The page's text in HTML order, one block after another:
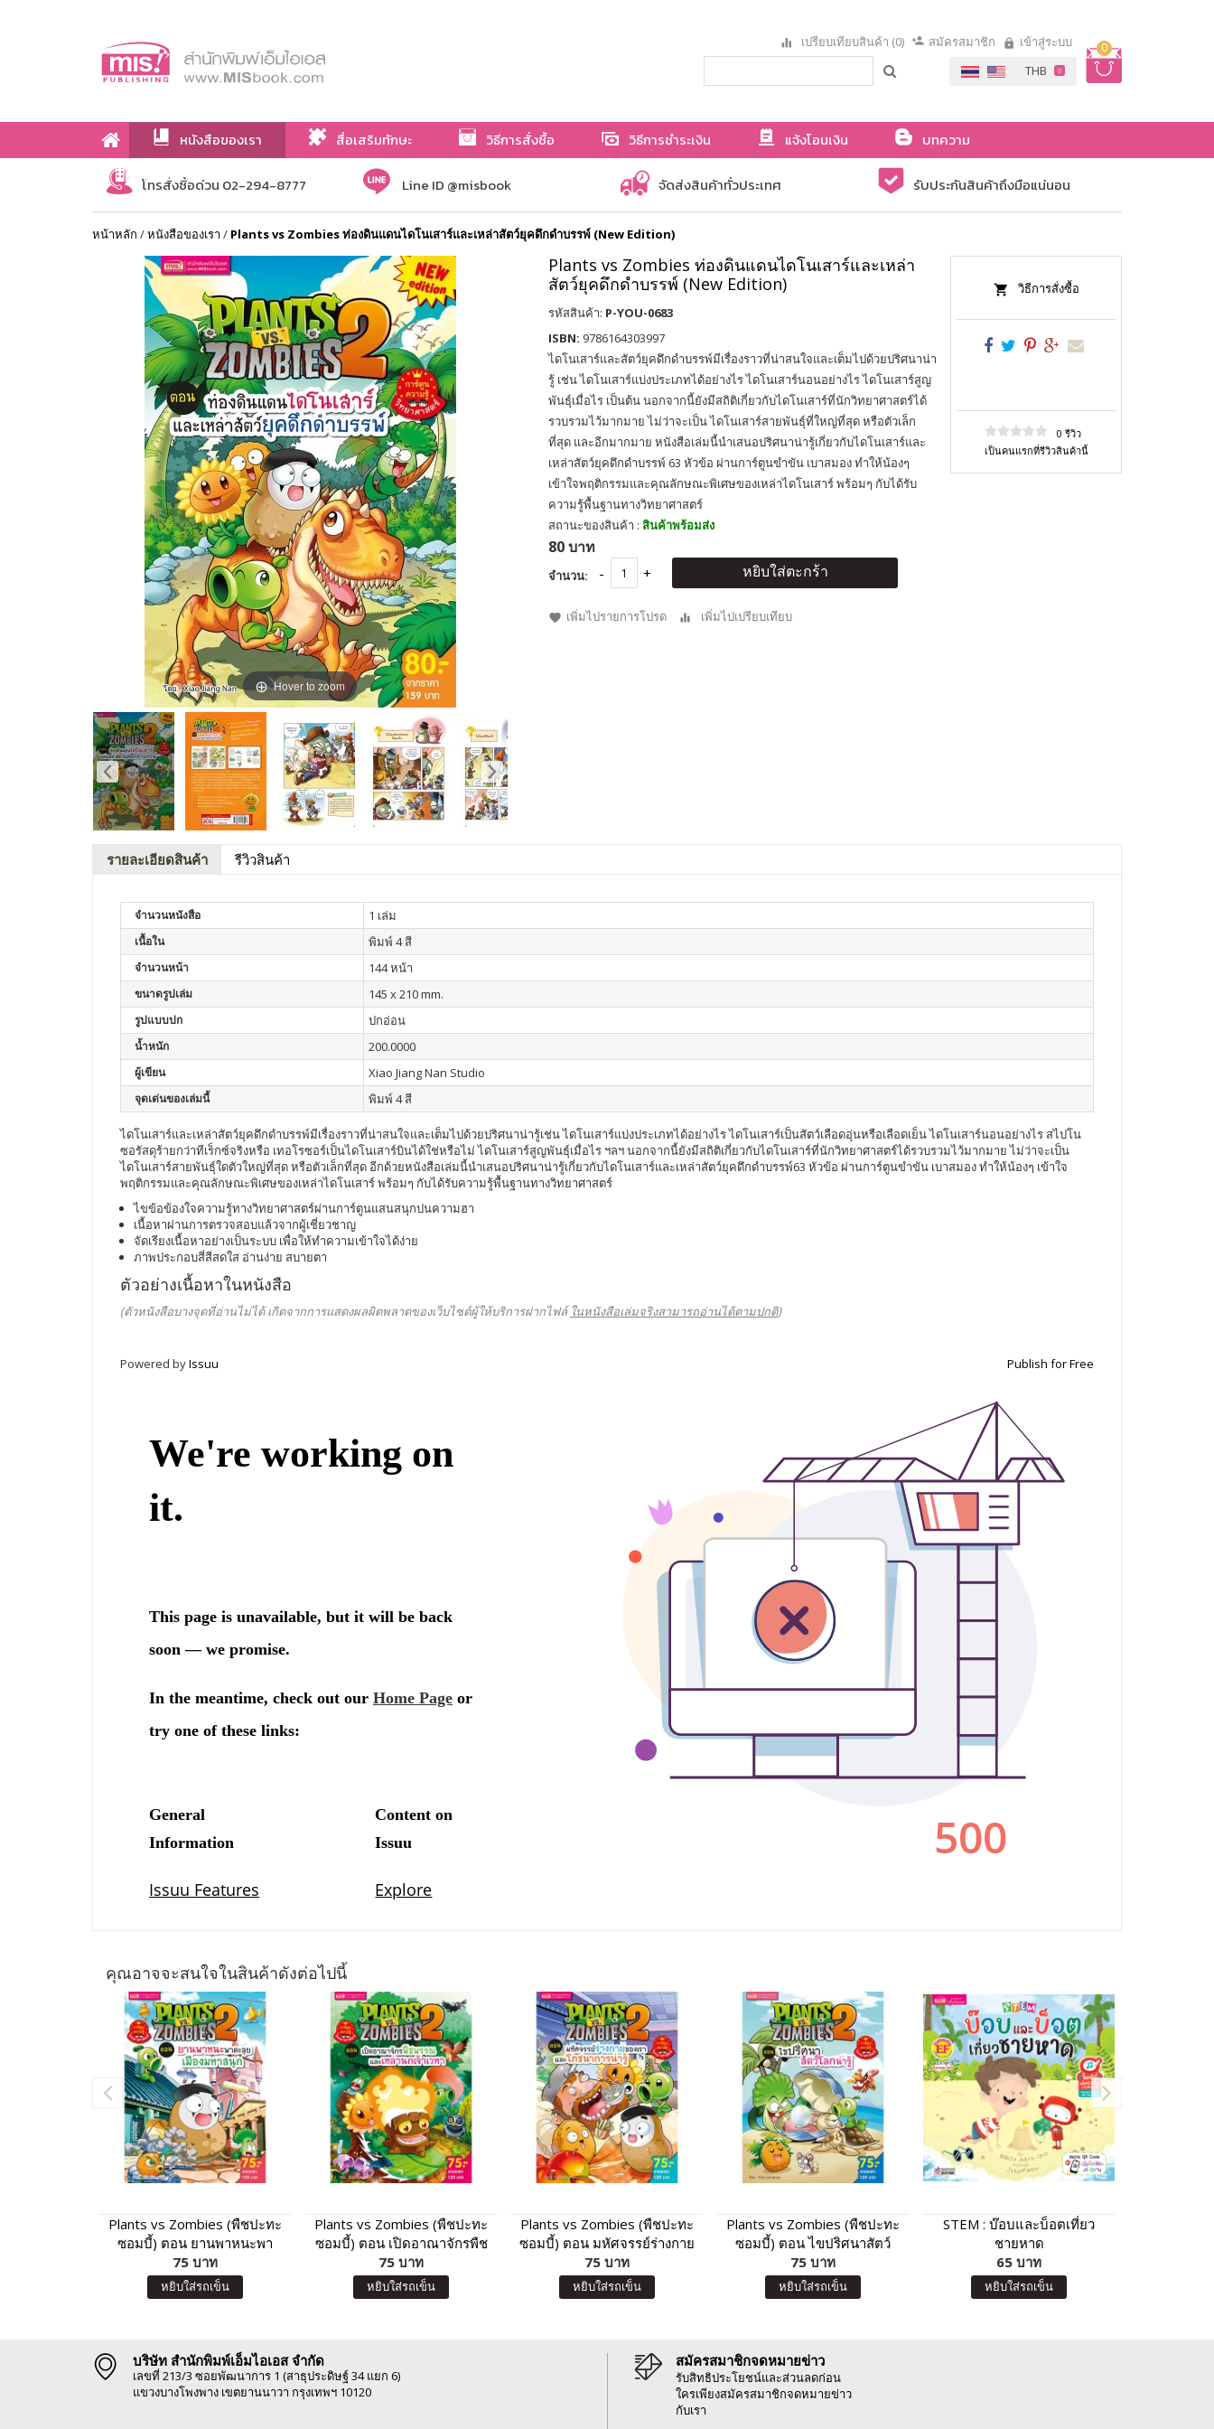
0
เปรียบเทียบสินค้า (0) สมัครสมาชิก เข้าสู่ระบบ
หนังสือของเรา สื่อเสริมทักษะ วิธีการสั่งซื้อ วิธีการชำระเงิน แจ้งโอนเงิน
บทความ
เกี่ยวกับเรา
โทรสั่งซื้อด่วน 02-294-8777 Line ID @misbook จัดส่งสินค้าทั่วประเทศ รับประกันสินค้าถึงมือแน่นอน
หน้าหลัก /หนังสือของเรา / Plants vs Zombies ท่องดินแดนไดโนเสาร์และเหล่าสัตว์ยุคดึกดำบรรพ์ (New Edition)
Hover to zoom
Plants vs Zombies ท่องดินแดนไดโนเสาร์และเหล่า
สัตว์ยุคดึกดำบรรพ์ (New Edition)
รหัสสินค้า: P-YOU-0683
ISBN: 9786164303997
ไดโนเสาร์และสัตว์ยุคดึกดำบรรพ์มีเรื่องราวที่น่าสนใจและเต็มไปด้วยปริศนาน่า
รู้ เช่น ไดโนเสาร์แบ่งประเภทได้อย่างไร ไดโนเสาร์นอนอย่างไร ไดโนเสาร์สูญ
พันธุ์เมื่อไร เป็นต้น นอกจากนี้ยังมีสถิติเกี่ยวกับไดโนเสาร์ที่นักวิทยาศาสตร์ได้
รวบรวมไว้มากมาย ไม่ว่าจะเป็น ไดโนเสาร์สายพันธุ์ที่ใหญ่ที่สุด หรือตัวเล็ก
ที่สุด และอีกมากมาย หนังสือเล่มนี้นำเสนอปริศนาน่ารู้เกี่ยวกับไดโนเสาร์และ
เหล่าสัตว์ยุคดึกดำบรรพ์ 63 หัวข้อ ผ่านการ์ตูนขำขัน เบาสมอง ทำให้น้องๆ
เข้าใจพฤติกรรมและคุณลักษณะพิเศษของเหล่าไดโนเสาร์ พร้อมๆ กับได้รับ
ความรู้พื้นฐานทางวิทยาศาสตร์
สถานะของสินค้า : สินค้าพร้อมส่ง
80 บาท
จำนวน: หยิบใส่ตะกร้า
เพิ่มไปรายการโปรด เพิ่มไปเปรียบเทียบ
วิธีการสั่งซื้อ
0 รีวิว
เป็นคนแรกที่รีวิวสินค้านี้
รายละเอียดสินค้า รีวิวสินค้า
จำนวนหนังสือ 1 เล่ม
เนื้อใน พิมพ์ 4 สี
จำนวนหน้า 144 หน้า
ขนาดรูปเล่ม 145 x 210 mm.
รูปแบบปก ปกอ่อน
น้ำหนัก 200.0000
ผู้เขียน Xiao Jiang Nan Studio
จุดเด่นของเล่มนี้ พิมพ์ 4 สี
ไดโนเสาร์และเหล่าสัตว์ยุคดึกดำบรรพ์มีเรื่องราวที่น่าสนใจและเต็มไปด้วยปริศนาน่ารู้เช่น ไดโนเสาร์แบ่งประเภทได้อย่างไร ไดโนเสาร์เป็นสัตว์เลือดอุ่นหรือเลือดเย็น ไดโนเสาร์นอนอย่างไร สไปโน
ซอรัสดุร้ายกว่าทีเร็กซ์จริงหรือ เทอโรซอร์เป็นไดโนเสาร์บินได้ใช่หรือไม่ ไดโนเสาร์สูญพันธุ์เมื่อไร ฯลฯ นอกจากนี้ยังมีสถิติเกี่ยวกับไดโนเสาร์ที่นักวิทยาศาสตร์ได้รวบรวมไว้มากมาย ไม่ว่าจะเป็น
ไดโนเสาร์สายพันธุ์ใดตัวใหญ่ที่สุด หรือตัวเล็กที่สุด อีกด้วยหนังสือเล่มนี้นำเสนอปริศนาน่ารู้เกี่ยวกับไดโนเสาร์และเหล่าสัตว์ยุคดึกดำบรรพ์63 หัวข้อ ผ่านการ์ตูนขำขัน เบาสมอง ทำให้น้องๆ เข้าใจ
พฤติกรรมและคุณลักษณะพิเศษของเหล่าไดโนเสาร์ พร้อมๆ กับได้รับความรู้พื้นฐานทางวิทยาศาสตร์
ไขข้อข้องใจความรู้ทางวิทยาศาสตร์ผ่านการ์ตูนแสนสนุกปนความฮา
เนื้อหาผ่านการตรวจสอบแล้วจากผู้เชี่ยวชาญ
จัดเรียงเนื้อหาอย่างเป็นระบบ เพื่อให้ทำความเข้าใจได้ง่าย
ภาพประกอบสี่สีสดใส อ่านง่าย สบายตา
ตัวอย่างเนื้อหาในหนังสือ
(ตัวหนังสือบางจุดที่อ่านไม่ได้ เกิดจากการแสดงผลผิดพลาดของเว็บไซต์ผู้ให้บริการฝากไฟล์ ในหนังสือเล่มจริงสามารถอ่านได้ตามปกติ)
Powered byIssuu Publish for Free
คุณอาจจะสนใจในสินค้าดังต่อไปนี้
Plants vs Zombies (พืชปะทะ
ซอมบี้) ตอน ยานพาหนะพา
ตะลุย เมืองมหาสนุก
75 บาท
หยิบใส่รถเข็น
Plants vs Zombies (พืชปะทะ
ซอมบี้) ตอน เปิดอาณาจักรพืช
พรรณ และเหล่านกเจ้าเวหา
75 บาท
หยิบใส่รถเข็น
Plants vs Zombies (พืชปะทะ
ซอมบี้) ตอน มหัศจรรย์ร่างกาย
ของเรา และโภชนาการน่ารู้
75 บาท
หยิบใส่รถเข็น
Plants vs Zombies (พืชปะทะ
ซอมบี้) ตอน ไขปริศนาสัตว์
โลกน่ารู้
75 บาท
หยิบใส่รถเข็น
STEM : บ๊อบและบ็อตเที่ยว
ชายหาด
65 บาท
หยิบใส่รถเข็น
บริษัท สำนักพิมพ์เอ็มไอเอส จำกัด
เลขที่ 213/3 ซอยพัฒนาการ 1 (สาธุประดิษฐ์ 34 แยก 6)
แขวงบางโพงพาง เขตยานนาวา กรุงเทพฯ 10120
สมัครสมาชิกจดหมายข่าว
รับสิทธิประโยชน์และส่วนลดก่อน
ใครเพียงสมัครสมาชิกจดหมายข่าว
กับเรา